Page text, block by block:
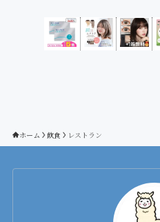
ホーム 飲食 レストラン